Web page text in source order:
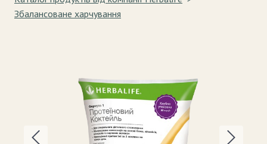
Збалансоване харчування